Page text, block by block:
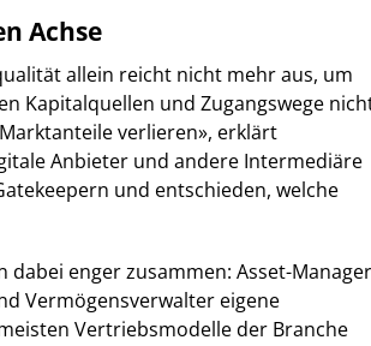
Achse
allein reicht nicht mehr aus, um
Kapitalquellen und Zugangswege
verlieren», erklärt
Anbieter und andere Intermediäre
und entschieden, welche
dabei enger zusammen: Asset-Manager
Vermögensverwalter eigene
Vertriebsmodelle der Branche